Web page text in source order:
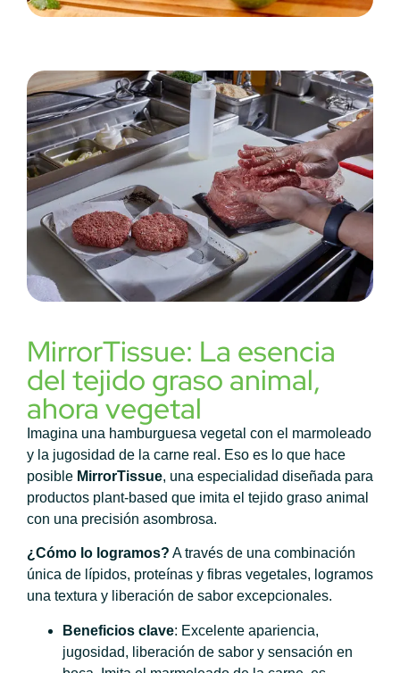
MirrorTissue: La esencia
del tejido graso animal,
ahora vegetal
Imagina una hamburguesa vegetal con el marmoleado
y la jugosidad de la carne real. Eso es lo que hace
posible MirrorTissue, una especialidad diseñada para
productos plant-based que imita el tejido graso animal
con una precisión asombrosa.
¿Cómo lo logramos? A través de una combinación
única de lípidos, proteínas y fibras vegetales, logramos
una textura y liberación de sabor excepcionales.
Beneficios clave: Excelente apariencia,
jugosidad, liberación de sabor y sensación en